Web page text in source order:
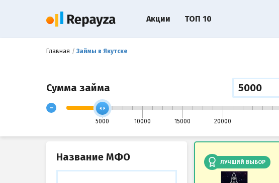
Главная Займы в Якутске
Сумма займа
-
5000 10000 15000 20000
ЛУЧШИЙ ВЫБОР
Название МФО
Акции ТОП 10